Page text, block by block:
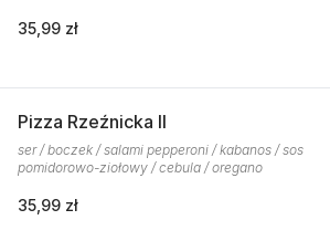
35,99 zł
Pizza Rzeźnicka II
ser / boczek / salami pepperoni / kabanos / sos
pomidorowo-ziołowy / cebula / oregano
35,99 zł